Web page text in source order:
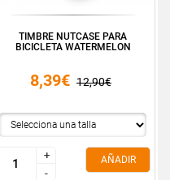
TIMBRE NUTCASE PARA
BICICLETA WATERMELON
8,39€ 12,90€
+
-
+
-
AÑADIR